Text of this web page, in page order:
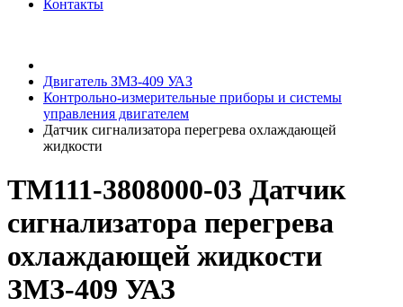
Контакты
Двигатель ЗМЗ-409 УАЗ
Контрольно-измерительные приборы и системы
управления двигателем
Датчик сигнализатора перегрева охлаждающей
жидкости
ТМ111-3808000-03 Датчик
сигнализатора перегрева
охлаждающей жидкости
ЗМЗ-409 УАЗ